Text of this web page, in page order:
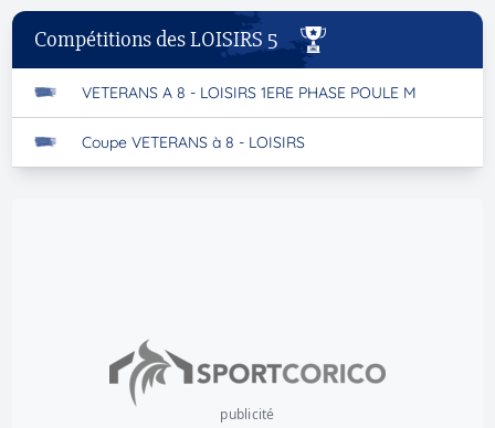
Compétitions des LOISIRS 5
VETERANS A 8 - LOISIRS 1ERE PHASE POULE M
Coupe VETERANS à 8 - LOISIRS
publicité